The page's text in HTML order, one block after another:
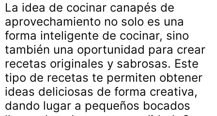
La idea de cocinar canapés de
aprovechamiento no solo es una
forma inteligente de cocinar, sino
también una oportunidad para crear
recetas originales y sabrosas. Este
tipo de recetas te permiten obtener
ideas deliciosas de forma creativa,
dando lugar a pequeños bocados